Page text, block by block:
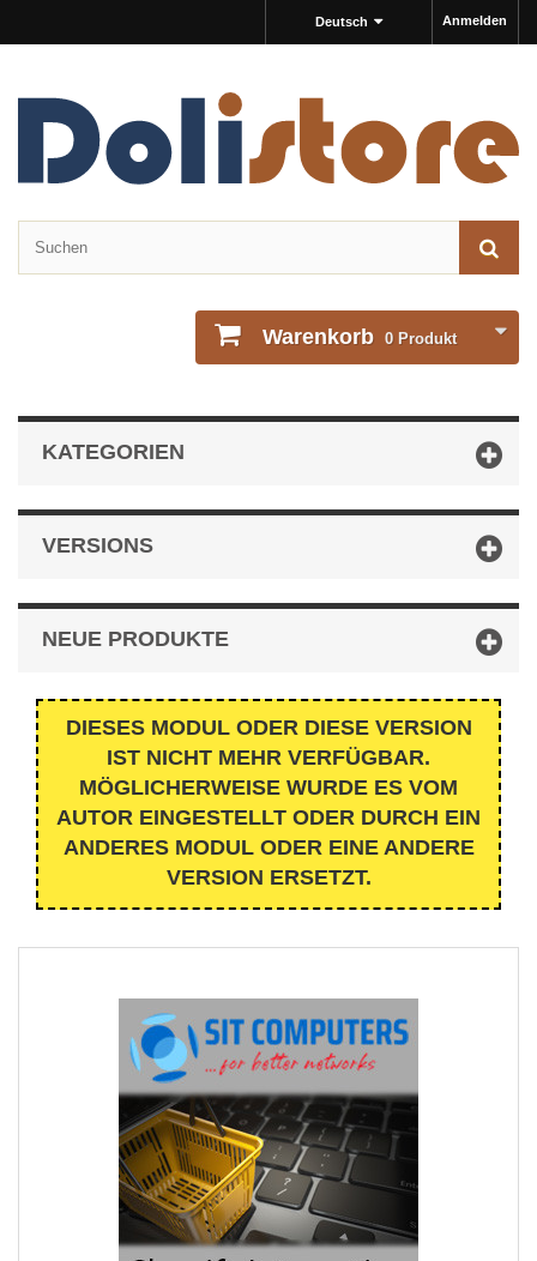
Anmelden
Deutsch
Warenkorb 0 Produkt
KATEGORIEN
VERSIONS
NEUE PRODUKTE
DIESES MODUL ODER DIESE VERSION
IST NICHT MEHR VERFÜGBAR.
MÖGLICHERWEISE WURDE ES VOM
AUTOR EINGESTELLT ODER DURCH EIN
ANDERES MODUL ODER EINE ANDERE
VERSION ERSETZT.